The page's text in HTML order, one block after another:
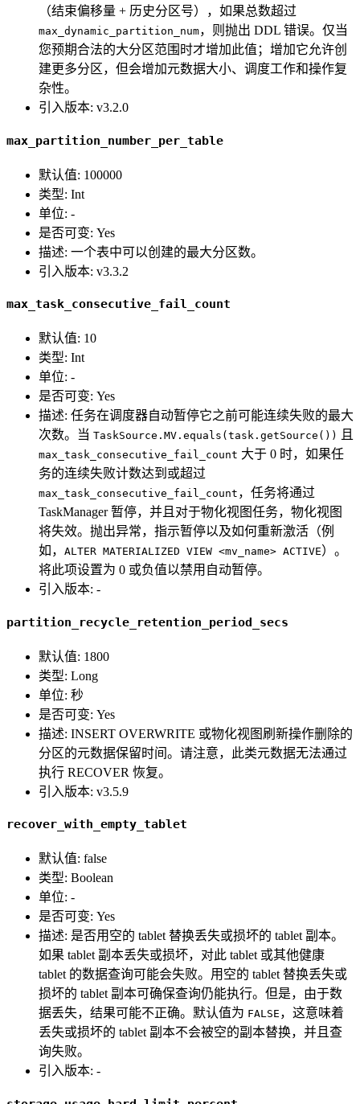
（结束偏移量 + 历史分区号），如果总数超过
max_dynamic_partition_num，则抛出 DDL 错误。仅当
您预期合法的大分区范围时才增加此值；增加它允许创
建更多分区，但会增加元数据大小、调度工作和操作复
杂性。
引入版本: v3.2.0
max_partition_number_per_table
默认值: 100000
类型: Int
单位: -
是否可变: Yes
描述: 一个表中可以创建的最大分区数。
引入版本: v3.3.2
max_task_consecutive_fail_count
默认值: 10
类型: Int
单位: -
是否可变: Yes
描述: 任务在调度器自动暂停它之前可能连续失败的最大
次数。当 TaskSource.MV.equals(task.getSource()) 且
max_task_consecutive_fail_count 大于 0 时，如果任
务的连续失败计数达到或超过
max_task_consecutive_fail_count ，任务将通过
TaskManager 暂停，并且对于物化视图任务，物化视图
将失效。抛出异常，指示暂停以及如何重新激活（例
如， ALTER MATERIALIZED VIEW <mv_name> ACTIVE）。
将此项设置为 0 或负值以禁用自动暂停。
引入版本: -
partition_recycle_retention_period_secs
默认值: 1800
类型: Long
单位: 秒
是否可变: Yes
描述: INSERT OVERWRITE 或物化视图刷新操作删除的
分区的元数据保留时间。请注意，此类元数据无法通过
执行 RECOVER 恢复。
引入版本: v3.5.9
recover_with_empty_tablet
默认值: false
类型: Boolean
单位: -
是否可变: Yes
描述: 是否用空的 tablet 替换丢失或损坏的 tablet 副本。
如果 tablet 副本丢失或损坏，对此 tablet 或其他健康
tablet 的数据查询可能会失败。用空的 tablet 替换丢失或
损坏的 tablet 副本可确保查询仍能执行。但是，由于数
据丢失，结果可能不正确。默认值为 FALSE ，这意味着
丢失或损坏的 tablet 副本不会被空的副本替换，并且查
询失败。
引入版本: -